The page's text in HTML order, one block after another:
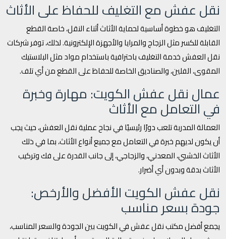
نقل عفش مع التغليف للحفاظ على الأثاث
التغليف هو خطوة أساسية لحماية الأثاث أثناء النقل، خاصة القطع
القابلة للكسر مثل الزجاج والمرايا والأجهزة الإلكترونية. لذلك، توفر شركات
نقل العفش خدمة التغليف باحترافية باستخدام مواد مثل البلاستيك
المقوى، الفلين، والصناديق الخاصة للحفاظ على القطع من أي تلف.
عمال نقل عفش الكويت: مهارة وخبرة
في التعامل مع الأثاث
العمالة المدربة تلعب دورًا رئيسيًا في نجاح عملية نقل العفش، حيث يجب
أن يكون لديهم خبرة في التعامل مع جميع أنواع الأثاث، بما في ذلك
الأثاث الخشبي، المعدني، والزجاجي، إلى جانب القدرة على فك وتركيب
الأثاث بدقة وبدون أي أضرار.
نقل عفش الكويت الأفضل والأرخص:
جودة بسعر مناسب
يجمع أفضل مكتب نقل عفش في الكويت بين الجودة والسعر المناسب،